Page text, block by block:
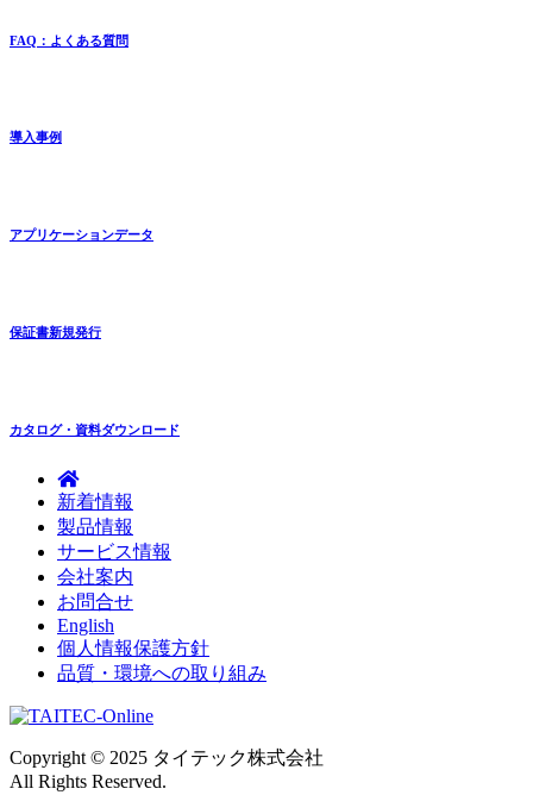
FAQ：よくある質問
導入事例
アプリケーションデータ
保証書新規発行
カタログ・資料ダウンロード
新着情報
製品情報
サービス情報
会社案内
お問合せ
English
個人情報保護方針
品質・環境への取り組み
Copyright © 2025 タイテック株式会社
All Rights Reserved.